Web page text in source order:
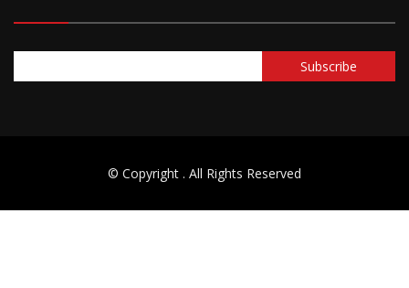
© Copyright . All Rights Reserved